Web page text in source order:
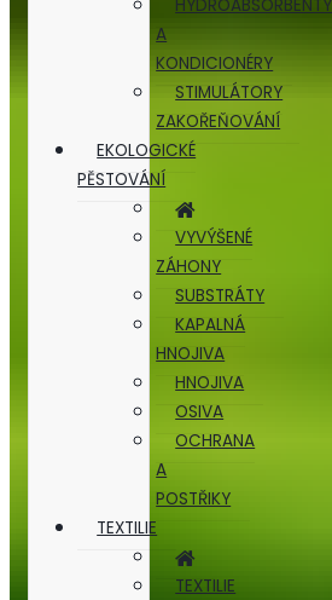
HYDROABSORBENTY
A
KONDICIONÉRY
STIMULÁTORY
ZAKOŘEŇOVÁNÍ
EKOLOGICKÉ
PĚSTOVÁNÍ
VYVÝŠENÉ
ZÁHONY
SUBSTRÁTY
KAPALNÁ
HNOJIVA
HNOJIVA
OSIVA
OCHRANA
A
POSTŘIKY
TEXTILIE
TEXTILIE